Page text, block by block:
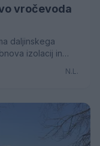
vročevoda
daljinskega
izolacij in
dneh
N.L.